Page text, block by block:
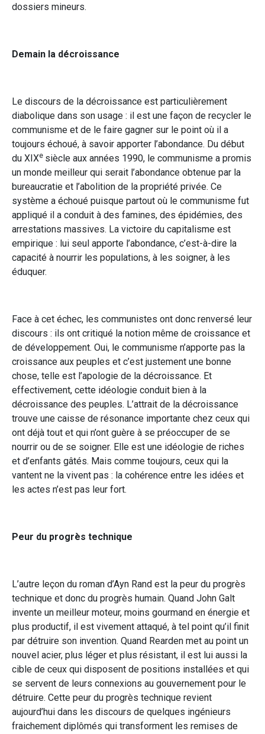
dossiers mineurs.
Demain la décroissance
Le discours de la décroissance est particulièrement
diabolique dans son usage : il est une façon de recycler le
communisme et de le faire gagner sur le point où il a
toujours échoué, à savoir apporter l’abondance. Du début
du XIXe siècle aux années 1990, le communisme a promis
un monde meilleur qui serait l’abondance obtenue par la
bureaucratie et l’abolition de la propriété privée. Ce
système a échoué puisque partout où le communisme fut
appliqué il a conduit à des famines, des épidémies, des
arrestations massives. La victoire du capitalisme est
empirique : lui seul apporte l’abondance, c’est-à-dire la
capacité à nourrir les populations, à les soigner, à les
éduquer.
Face à cet échec, les communistes ont donc renversé leur
discours : ils ont critiqué la notion même de croissance et
de développement. Oui, le communisme n’apporte pas la
croissance aux peuples et c’est justement une bonne
chose, telle est l’apologie de la décroissance. Et
effectivement, cette idéologie conduit bien à la
décroissance des peuples. L’attrait de la décroissance
trouve une caisse de résonance importante chez ceux qui
ont déjà tout et qui n’ont guère à se préoccuper de se
nourrir ou de se soigner. Elle est une idéologie de riches
et d’enfants gâtés. Mais comme toujours, ceux qui la
vantent ne la vivent pas : la cohérence entre les idées et
les actes n’est pas leur fort.
Peur du progrès technique
L’autre leçon du roman d’Ayn Rand est la peur du progrès
technique et donc du progrès humain. Quand John Galt
invente un meilleur moteur, moins gourmand en énergie et
plus productif, il est vivement attaqué, à tel point qu’il finit
par détruire son invention. Quand Rearden met au point un
nouvel acier, plus léger et plus résistant, il est lui aussi la
cible de ceux qui disposent de positions installées et qui
se servent de leurs connexions au gouvernement pour le
détruire. Cette peur du progrès technique revient
aujourd’hui dans les discours de quelques ingénieurs
fraichement diplômés qui transforment les remises de